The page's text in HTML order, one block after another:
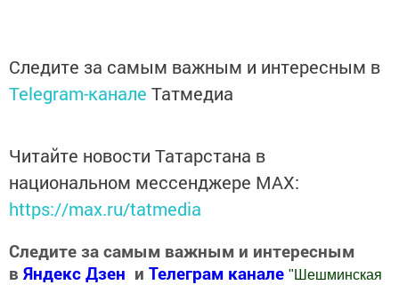
Следите за самым важным и интересным в
Telegram-канале Татмедиа
Читайте новости Татарстана в
национальном мессенджере MАХ:
https://max.ru/tatmedia
Следите за самым важным и интересным
в Яндекс Дзен и Телеграм канале " Шешминская